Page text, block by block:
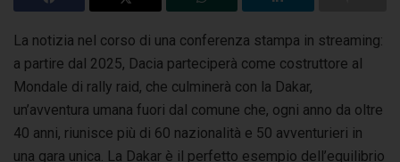
La notizia nel corso di una conferenza stampa in streaming:
a partire dal 2025, Dacia parteciperà come costruttore al
Mondale di rally raid, che culminerà con la Dakar,
un’avventura umana fuori dal comune che, ogni anno da oltre
40 anni, riunisce più di 60 nazionalità e 50 avventurieri in
una gara unica. La Dakar è il perfetto esempio dell’equilibrio